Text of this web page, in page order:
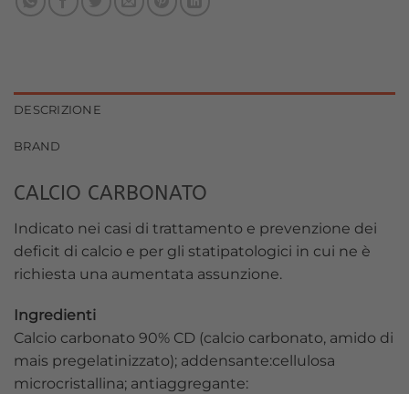
DESCRIZIONE
BRAND
CALCIO CARBONATO
Indicato nei casi di trattamento e prevenzione dei
deficit di calcio e per gli statipatologici in cui ne è
richiesta una aumentata assunzione.
Ingredienti
Calcio carbonato 90% CD (calcio carbonato, amido di
mais pregelatinizzato); addensante:cellulosa
microcristallina; antiaggregante: